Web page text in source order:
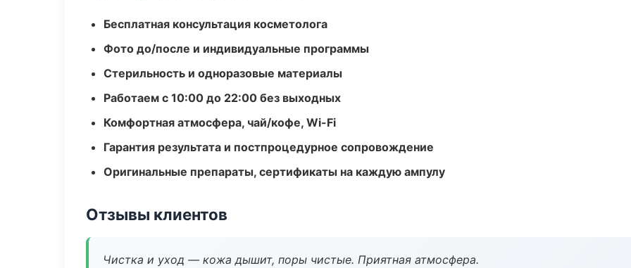
Бесплатная консультация косметолога
Фото до/после и индивидуальные программы
Стерильность и одноразовые материалы
Работаем с 10:00 до 22:00 без выходных
Комфортная атмосфера, чай/кофе, Wi-Fi
Гарантия результата и постпроцедурное сопровождение
Оригинальные препараты, сертификаты на каждую ампулу
Отзывы клиентов
Чистка и уход — кожа дышит, поры чистые. Приятная атмосфера.